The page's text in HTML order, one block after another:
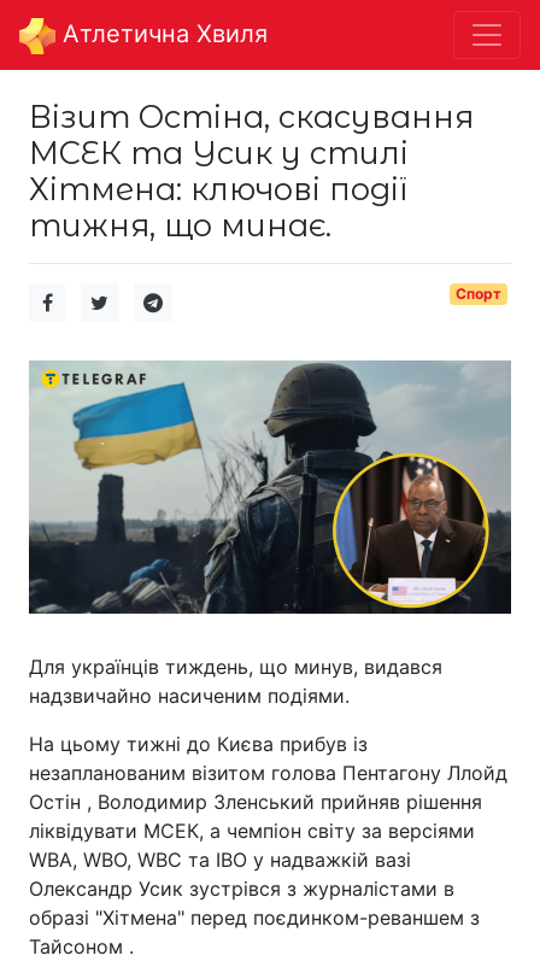
Aтлетична Хвиля
Візит Остіна, скасування
МСЕК та Усик у стилі
Хітмена: ключові події
тижня, що минає.
Спорт
Для українців тиждень, що минув, видався
надзвичайно насиченим подіями.
На цьому тижні до Києва прибув із
незапланованим візитом голова Пентагону Ллойд
Остін , Володимир Зленський прийняв рішення
ліквідувати МСЕК, а чемпіон світу за версіями
WBA, WBO, WBC та IBO у надважкій вазі
Олександр Усик зустрівся з журналістами в
образі "Хітмена" перед поєдинком-реваншем з
Тайсоном .